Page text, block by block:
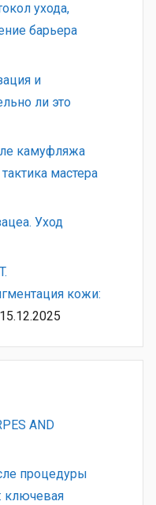
ухода,
барьера
и
ли это
камуфляжа
мастера
Уход
кожи:
15.12.2025
AND
процедуры
ключевая